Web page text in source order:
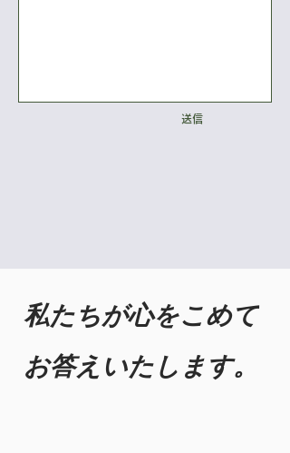
送信
私たちが心をこめて
お答えいたします。